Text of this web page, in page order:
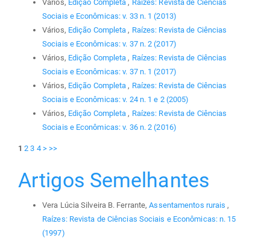
Vários, Edição Completa, Raízes: Revista de Ciências
Sociais e Econômicas: v. 33 n. 1 (2013)
Vários, Edição Completa, Raízes: Revista de Ciências
Sociais e Econômicas: v. 37 n. 2 (2017)
Vários, Edição Completa, Raízes: Revista de Ciências
Sociais e Econômicas: v. 37 n. 1 (2017)
Vários, Edição Completa, Raízes: Revista de Ciências
Sociais e Econômicas: v. 24 n. 1 e 2 (2005)
Vários, Edição Completa, Raízes: Revista de Ciências
Sociais e Econômicas: v. 36 n. 2 (2016)
1 2 3 4 > >>
Artigos Semelhantes
Vera Lúcia Silveira B. Ferrante,Assentamentos rurais,
Raízes: Revista de Ciências Sociais e Econômicas: n. 15
(1997)